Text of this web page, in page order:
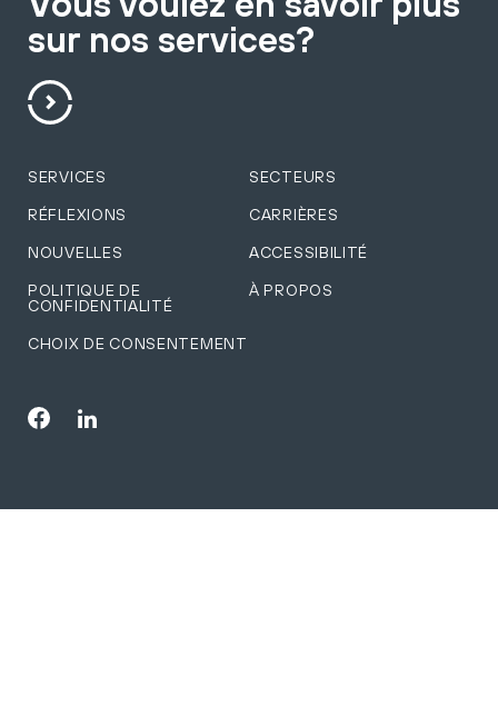
sur nos services?
SERVICES SECTEURS
RÉFLEXIONS CARRIÈRES
NOUVELLES ACCESSIBILITÉ
POLITIQUE DE
CONFIDENTIALITÉ
À PROPOS
CHOIX DE CONSENTEMENT